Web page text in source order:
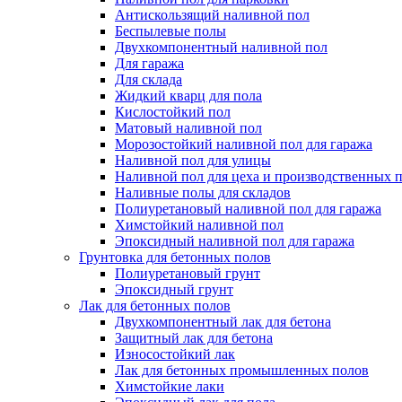
Антискользящий наливной пол
Беспылевые полы
Двухкомпонентный наливной пол
Для гаража
Для склада
Жидкий кварц для пола
Кислостойкий пол
Матовый наливной пол
Морозостойкий наливной пол для гаража
Наливной пол для улицы
Наливной пол для цеха и производственных
Наливные полы для складов
Полиуретановый наливной пол для гаража
Химстойкий наливной пол
Эпоксидный наливной пол для гаража
Грунтовка для бетонных полов
Полиуретановый грунт
Эпоксидный грунт
Лак для бетонных полов
Двухкомпонентный лак для бетона
Защитный лак для бетона
Износостойкий лак
Лак для бетонных промышленных полов
Химстойкие лаки